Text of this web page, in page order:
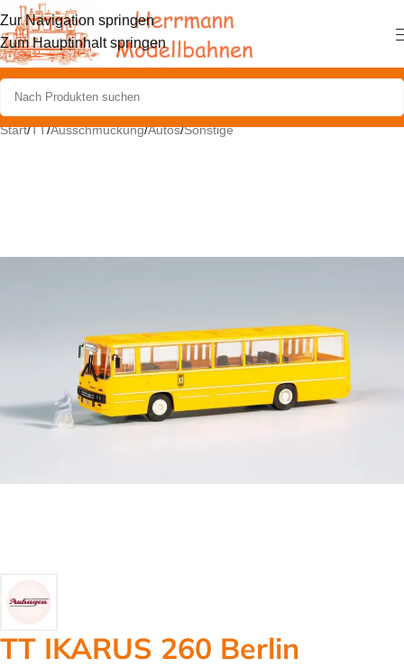
Zur Navigation springen
Zum Hauptinhalt springen
Start/TT/Ausschmückung/Autos/Sonstige
TT IKARUS 260 Berlin